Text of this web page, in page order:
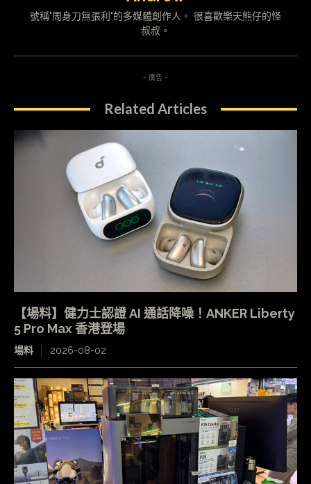
號稱"周身刀無張利"的多媒體創作人。 很喜歡樂天熊仔的怪
叔叔。
- 廣告 -
Related Articles
【場料】健力士認證 AI 通話降噪！ANKER Liberty
5 Pro Max 香港登場
場料 2026-08-02